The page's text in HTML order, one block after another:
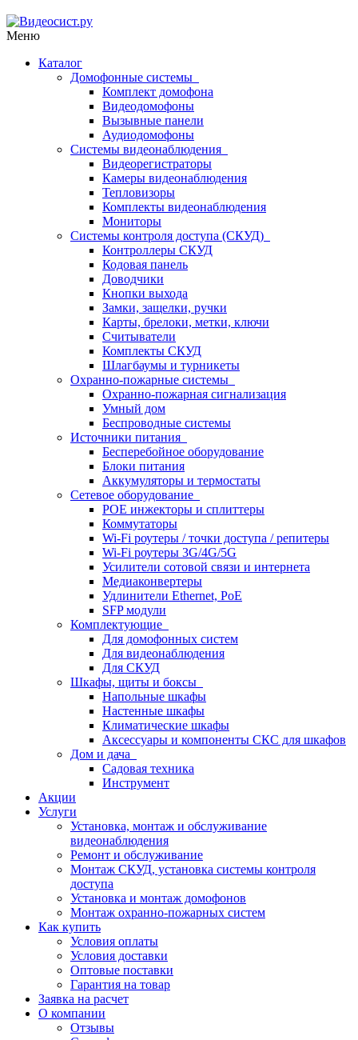
Меню
Каталог
Домофонные системы
Комплект домофона
Видеодомофоны
Вызывные панели
Аудиодомофоны
Системы видеонаблюдения
Видеорегистраторы
Камеры видеонаблюдения
Тепловизоры
Комплекты видеонаблюдения
Мониторы
Системы контроля доступа (СКУД)
Контроллеры СКУД
Кодовая панель
Доводчики
Кнопки выхода
Замки, защелки, ручки
Карты, брелоки, метки, ключи
Считыватели
Комплекты СКУД
Шлагбаумы и турникеты
Охранно-пожарные системы
Охранно-пожарная сигнализация
Умный дом
Беспроводные системы
Источники питания
Бесперебойное оборудование
Блоки питания
Аккумуляторы и термостаты
Сетевое оборудование
POE инжекторы и сплиттеры
Коммутаторы
Wi-Fi роутеры / точки доступа / репитеры
Wi-Fi роутеры 3G/4G/5G
Усилители сотовой связи и интернета
Медиаконвертеры
Удлинители Ethernet, PoE
SFP модули
Комплектующие
Для домофонных систем
Для видеонаблюдения
Для СКУД
Шкафы, щиты и боксы
Напольные шкафы
Настенные шкафы
Климатические шкафы
Аксессуары и компоненты СКС для шкафов
Дом и дача
Садовая техника
Инструмент
Акции
Услуги
Установка, монтаж и обслуживание
видеонаблюдения
Ремонт и обслуживание
Монтаж СКУД, установка системы контроля
доступа
Установка и монтаж домофонов
Монтаж охранно-пожарных систем
Как купить
Условия оплаты
Условия доставки
Оптовые поставки
Гарантия на товар
Заявка на расчет
О компании
Отзывы